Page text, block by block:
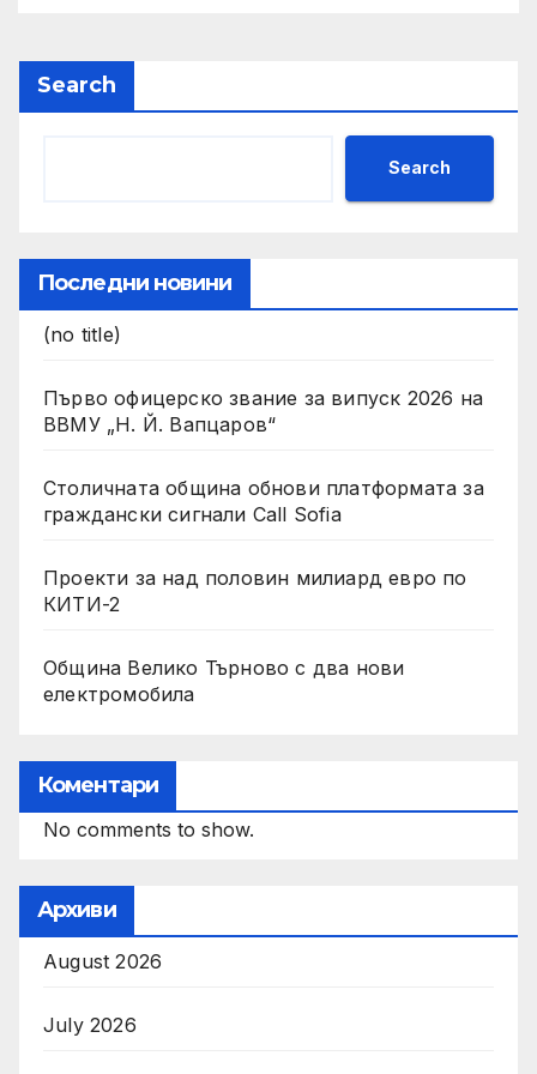
Search
Search
Последни новини
(no title)
Първо офицерско звание за випуск 2026 на
ВВМУ „Н. Й. Вапцаров“
Столичната община обнови платформата за
граждански сигнали Call Sofia
Проекти за над половин милиард евро по
КИТИ-2
Община Велико Търново с два нови
електромобила
Коментари
No comments to show.
Архиви
August 2026
July 2026